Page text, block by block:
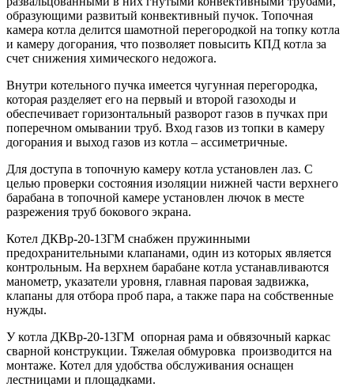
образующими развитый конвективный пучок. Топочная
камера котла делится шамотной перегородкой на топку котла
и камеру догорания, что позволяет повысить КПД котла за
счет снижения химического недожога.
Внутри котельного пучка имеется чугунная перегородка,
которая разделяет его на первый и второй газоходы и
обеспечивает горизонтальный разворот газов в пучках при
поперечном омывании труб. Вход газов из топки в камеру
догорания и выход газов из котла – ассиметричные.
Для доступа в топочную камеру котла установлен лаз. С
целью проверки состояния изоляции нижней части верхнего
барабана в топочной камере установлен лючок в месте
разрежения труб бокового экрана.
Котел ДКВр-20-13ГМ снабжен пружинными
предохранительными клапанами, один из которых является
контрольным. На верхнем барабане котла устанавливаются
манометр, указатели уровня, главная паровая задвижка,
клапаны для отбора проб пара, а также пара на собственные
нужды.
У котла ДКВр-20-13ГМ опорная рама и обвязочный каркас
сварной конструкции. Тяжелая обмуровка производится на
монтаже. Котел для удобства обслуживания оснащен
лестницами и площадками.